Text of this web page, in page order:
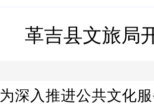
革吉县文旅局
为深入推进公共文化